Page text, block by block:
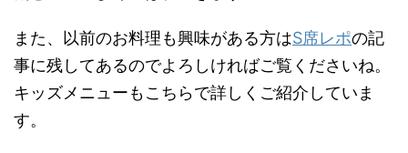
また、以前のお料理も興味がある方はS席レポの記
事に残してあるのでよろしければご覧くださいね。
キッズメニューもこちらで詳しくご紹介していま
す。